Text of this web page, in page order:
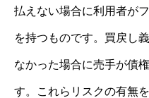
払えない場合に利用者が
を持つものです。買戻し
なかった場合に売手が債
す。これらリスクの有無